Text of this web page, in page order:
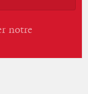
notre